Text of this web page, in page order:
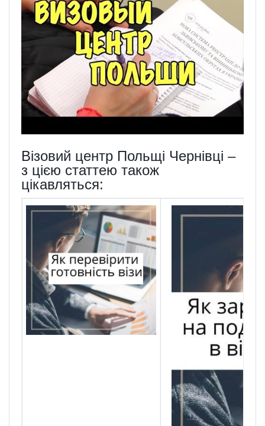
Візовий центр Польщі Чернівці –
з цією статтею також
цікавляться: